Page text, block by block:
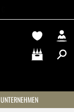
Warenkorb
UNTERNEHMEN